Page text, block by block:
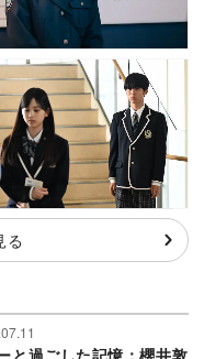
る